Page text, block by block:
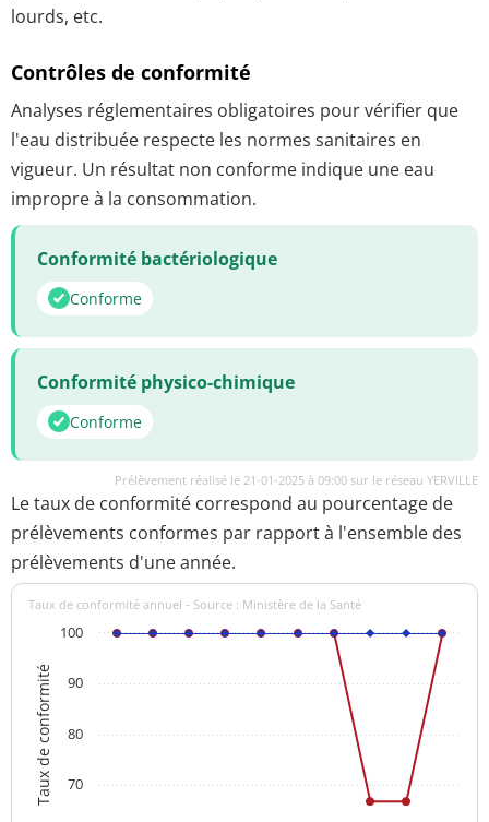
lourds, etc.
Contrôles de conformité
Analyses réglementaires obligatoires pour vérifier que
l'eau distribuée respecte les normes sanitaires en
vigueur. Un résultat non conforme indique une eau
impropre à la consommation.
Conformité bactériologique
Conforme
Conformité physico-chimique
Conforme
Prélèvement réalisé le 21-01-2025 à 09:00 sur le réseau YERVILLE
Le taux de conformité correspond au pourcentage de
prélèvements conformes par rapport à l'ensemble des
prélèvements d'une année.
Taux de conformité
Taux de conformité annuel - Source : Ministère de la Santé
70
80
90
100